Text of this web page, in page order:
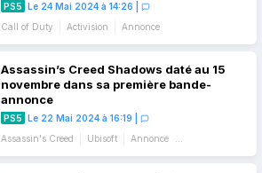
PS5 Le 24 Mai 2024 à 14:26
Call of Duty
Activision Annonce
Assassin’s Creed Shadows daté au 15
novembre dans sa première bande-
annonce
PS5 Le 22 Mai 2024 à 16:19
Assassin's Creed
Ubisoft
Annonce